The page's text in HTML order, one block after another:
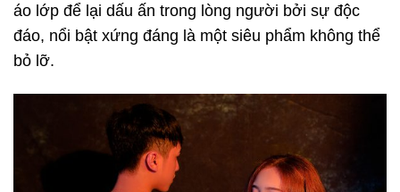
áo lớp để lại dấu ấn trong lòng người bởi sự độc
đáo, nổi bật xứng đáng là một siêu phẩm không thể
bỏ lỡ.